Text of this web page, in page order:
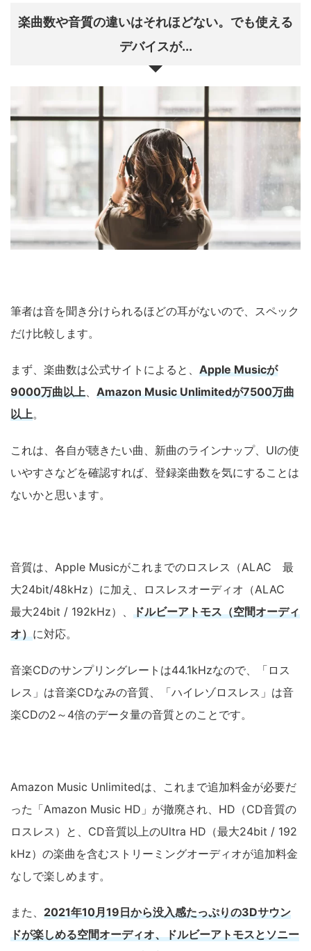
楽曲数や音質の違いはそれほどない。でも使える
デバイスが...
筆者は音を聞き分けられるほどの耳がないので、スペック
だけ比較します。
まず、楽曲数は公式サイトによると、 Apple Musicが
9000万曲以上、 Amazon Music Unlimitedが7500万曲
以上。
これは、各自が聴きたい曲、新曲のラインナップ、UIの使
いやすさなどを確認すれば、登録楽曲数を気にすることは
ないかと思います。
音質は、Apple Musicがこれまでのロスレス（ALAC 最
大24bit/48kHz）に加え、ロスレスオーディオ（ALAC
最大24bit / 192kHz）、 ドルビーアトモス（空間オーディ
オ）に対応。
音楽CDのサンプリングレートは44.1kHzなので、「ロス
レス」は音楽CDなみの音質、「ハイレゾロスレス」は音
楽CDの2～4倍のデータ量の音質とのことです。
Amazon Music Unlimitedは、これまで追加料金が必要だ
った「Amazon Music HD」が撤廃され、HD（CD音質の
ロスレス）と、CD音質以上のUltra HD（最大24bit / 192
kHz）の楽曲を含むストリーミングオーディオが追加料金
なしで楽しめます。
また、 2021年10月19日から没入感たっぷりの3Dサウン
ドが楽しめる空間オーディオ、ドルビーアトモスとソニー